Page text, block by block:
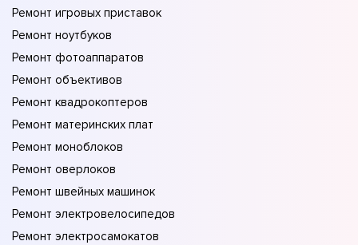
Ремонт игровых приставок
Ремонт ноутбуков
Ремонт фотоаппаратов
Ремонт объективов
Ремонт квадрокоптеров
Ремонт материнских плат
Ремонт моноблоков
Ремонт оверлоков
Ремонт швейных машинок
Ремонт электровелосипедов
Ремонт электросамокатов